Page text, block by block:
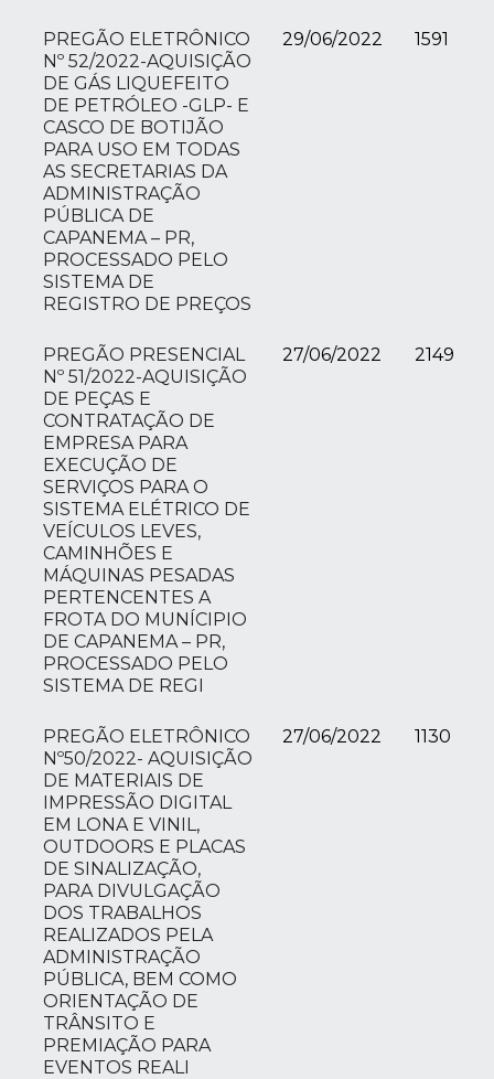
PREGÃO ELETRÔNICO
Nº 52/2022-AQUISIÇÃO
DE GÁS LIQUEFEITO
DE PETRÓLEO -GLP- E
CASCO DE BOTIJÃO
PARA USO EM TODAS
AS SECRETARIAS DA
ADMINISTRAÇÃO
PÚBLICA DE
CAPANEMA – PR,
PROCESSADO PELO
SISTEMA DE
REGISTRO DE PREÇOS
29/06/2022 1591
PREGÃO PRESENCIAL
Nº 51/2022-AQUISIÇÃO
DE PEÇAS E
CONTRATAÇÃO DE
EMPRESA PARA
EXECUÇÃO DE
SERVIÇOS PARA O
SISTEMA ELÉTRICO DE
VEÍCULOS LEVES,
CAMINHÕES E
MÁQUINAS PESADAS
PERTENCENTES A
FROTA DO MUNÍCIPIO
DE CAPANEMA – PR,
PROCESSADO PELO
SISTEMA DE REGI
27/06/2022 2149
PREGÃO ELETRÔNICO
Nº50/2022- AQUISIÇÃO
DE MATERIAIS DE
IMPRESSÃO DIGITAL
EM LONA E VINIL,
OUTDOORS E PLACAS
DE SINALIZAÇÃO,
PARA DIVULGAÇÃO
DOS TRABALHOS
REALIZADOS PELA
ADMINISTRAÇÃO
PÚBLICA, BEM COMO
ORIENTAÇÃO DE
TRÂNSITO E
PREMIAÇÃO PARA
EVENTOS REALI
27/06/2022 1130